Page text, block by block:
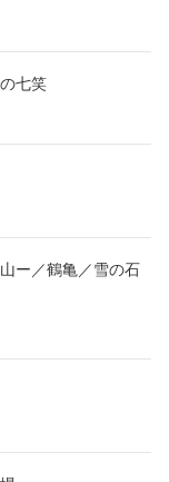
七笑
ー／鶴亀／雪の石